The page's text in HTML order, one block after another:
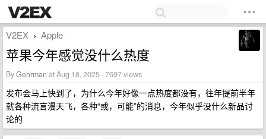
V2EX › Apple
苹果今年感觉没什么热度
ByGehrman at Aug 18, 2025 · 7697 views
发布会马上快到了，为什么今年好像一点热度都没有，往年提前半年
就各种流言漫天飞，各种“或，可能”的消息，今年似乎没什么新品讨
论的